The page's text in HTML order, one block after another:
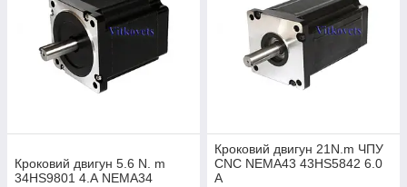
Кроковий двигун 5.6 N. m
34HS9801 4.А NEMA34
Кроковий двигун 21N.m ЧПУ
CNC NEMA43 43HS5842 6.0
А